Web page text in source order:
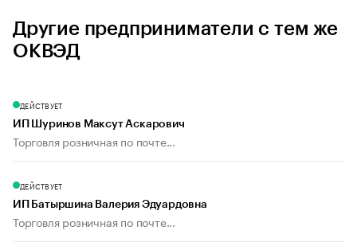
Другие предприниматели с тем же
ОКВЭД
ДЕЙСТВУЕТ
ИП Шуринов Максут Аскарович
Торговля розничная по почте...
ДЕЙСТВУЕТ
ИП Батыршина Валерия Эдуардовна
Торговля розничная по почте...